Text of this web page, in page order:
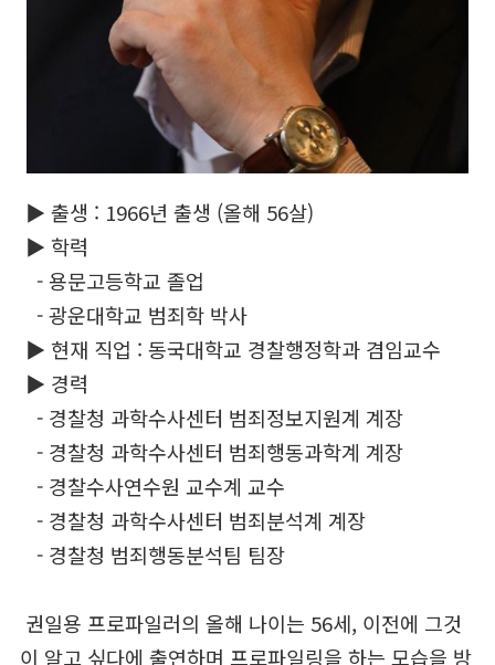
▶ 출생 : 1966년 출생 (올해 56살)
▶ 학력
- 용문고등학교 졸업
- 광운대학교 범죄학 박사
▶ 현재 직업 : 동국대학교 경찰행정학과 겸임교수
▶ 경력
- 경찰청 과학수사센터 범죄정보지원계 계장
- 경찰청 과학수사센터 범죄행동과학계 계장
- 경찰수사연수원 교수계 교수
- 경찰청 과학수사센터 범죄분석계 계장
- 경찰청 범죄행동분석팀 팀장
권일용 프로파일러의 올해 나이는 56세, 이전에 그것
이 알고 싶다에 출연하며 프로파일링을 하는 모습을 방